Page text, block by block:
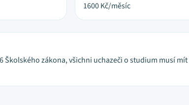
1600Kč/měsíc
Školského zákona, všichni uchazeči o studium musí